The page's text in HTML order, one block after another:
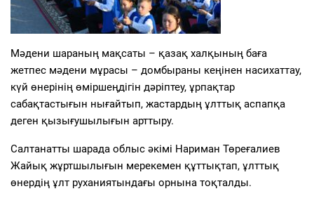
Мәдени шараның мақсаты – қазақ халқының баға
жетпес мәдени мұрасы – домбыраны кеңінен насихаттау,
күй өнерінің өміршеңдігін дәріптеу, ұрпақтар
сабақтастығын нығайтып, жастардың ұлттық аспапқа
деген қызығушылығын арттыру.
Салтанатты шарада облыс әкімі Нариман Төреғалиев
Жайық жұртшылығын мерекемен құттықтап, ұлттық
өнердің ұлт руханиятындағы орнына тоқталды.